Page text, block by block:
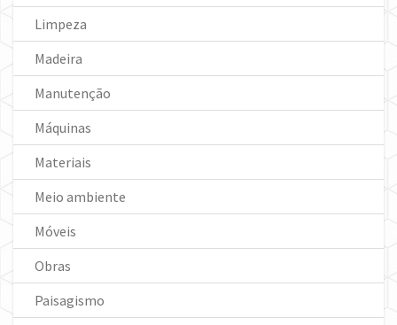
Limpeza
Madeira
Manutenção
Máquinas
Materiais
Meio ambiente
Móveis
Obras
Paisagismo